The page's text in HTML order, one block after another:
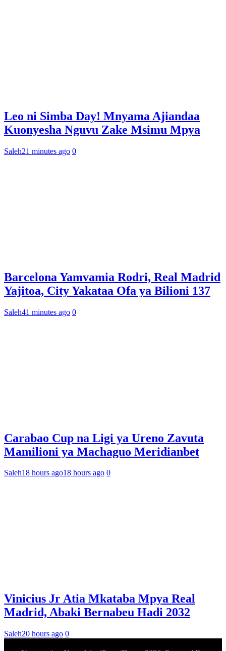
Leo ni Simba Day! Mnyama Ajiandaa
Kuonyesha Nguvu Zake Msimu Mpya
Saleh21 minutes ago 0
Barcelona Yamvamia Rodri, Real Madrid
Yajitoa, City Yakataa Ofa ya Bilioni 137
Saleh41 minutes ago 0
Carabao Cup na Ligi ya Ureno Zavuta
Mamilioni ya Machaguo Meridianbet
Saleh18 hours ago18 hours ago 0
Vinicius Jr Atia Mkataba Mpya Real
Madrid, Abaki Bernabeu Hadi 2032
Saleh20 hours ago 0